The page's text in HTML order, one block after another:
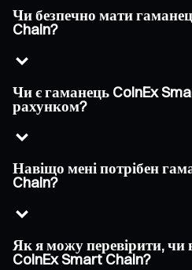
Чи безпечно мати
Chain?
Чи є гаманець CoinEx
рахунком?
Навіщо мені потрібен
Chain?
Як я можу перевірити, чи
CoinEx Smart Chain?